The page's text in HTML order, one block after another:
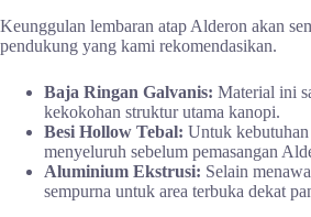
Keunggulan lembaran atap Alderon akan
pendukung yang kami rekomendasikan.
Baja Ringan Galvanis: Material ini
kekokohan struktur utama kanopi.
Besi Hollow Tebal: Untuk
menyeluruh sebelum pemasangan
Aluminium Ekstrusi: Selain
sempurna untuk area terbuka dekat